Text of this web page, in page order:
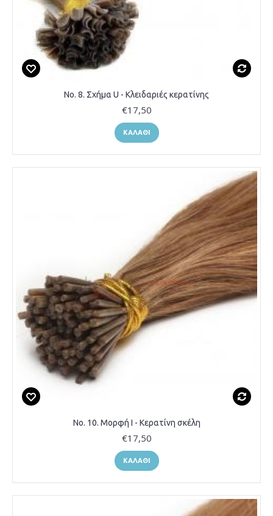
Νο. 8. Σχήμα U - Κλειδαριές κερατίνης
€17,50
ΚΑΛΆΘΙ
Νο. 10. Μορφή Ι - Κερατίνη σκέλη
€17,50
ΚΑΛΆΘΙ